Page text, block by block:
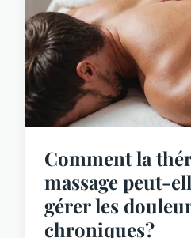
Comment la
massage peut-
gérer les
chroniques?